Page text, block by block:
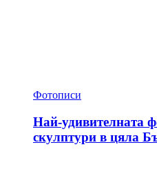
Фотописи
Най-удивителната
скулптури в цяла